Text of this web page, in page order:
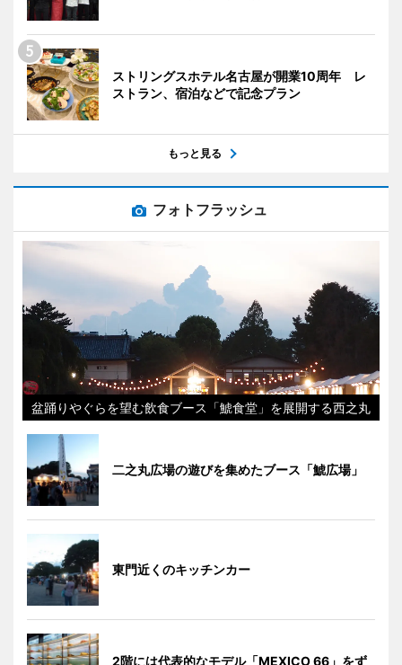
ストリングスホテル名古屋が開業10周年 レ
ストラン、宿泊などで記念プラン
もっと見る
フォトフラッシュ
盆踊りやぐらを望む飲食ブース「鯱食堂」を展開する西之丸
二之丸広場の遊びを集めたブース「鯱広場」
東門近くのキッチンカー
2階には代表的なモデル「MEXICO 66」をず